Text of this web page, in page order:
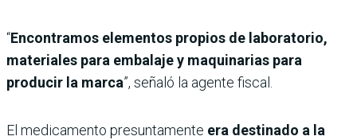
“Encontramos elementos propios de laboratorio,
materiales para embalaje y maquinarias para
producir la marca”, señaló la agente fiscal.
El medicamento presuntamente era destinado a la